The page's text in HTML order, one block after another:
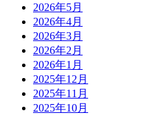
2026年5月
2026年4月
2026年3月
2026年2月
2026年1月
2025年12月
2025年11月
2025年10月